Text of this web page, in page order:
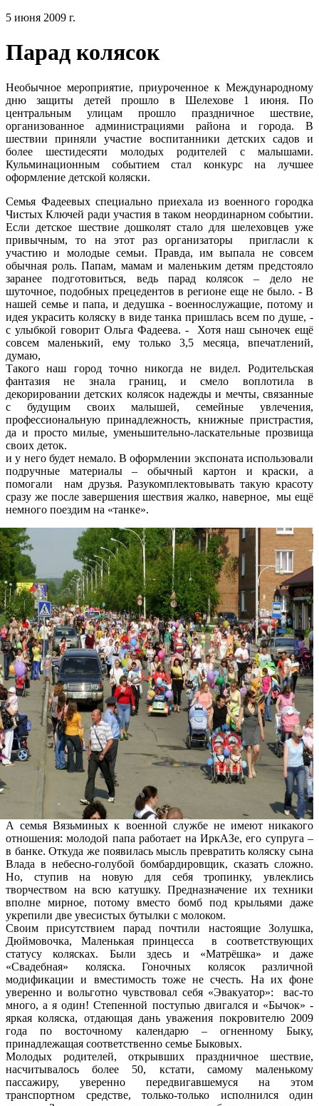
5 июня 2009 г.
Парад колясок
Необычное мероприятие, приуроченное к Международному
дню защиты детей прошло в Шелехове 1 июня. По
центральным улицам прошло праздничное шествие,
организованное администрациями района и города. В
шествии приняли участие воспитанники детских садов и
более шестидесяти молодых родителей с малышами.
Кульминационным событием стал конкурс на лучшее
оформление детской коляски.
Семья Фадеевых специально приехала из военного городка
Чистых Ключей ради участия в таком неординарном событии.
Если детское шествие дошколят стало для шелеховцев уже
привычным, то на этот раз организаторы пригласли к
участию и молодые семьи. Правда, им выпала не совсем
обычная роль. Папам, мамам и маленьким детям предстояло
заранее подготовиться, ведь парад колясок – дело не
шуточное, подобных прецедентов в регионе еще не было. - В
нашей семье и папа, и дедушка - военнослужащие, потому и
идея украсить коляску в виде танка пришлась всем по душе, -
с улыбкой говорит Ольга Фадеева. - Хотя наш сыночек ещё
совсем маленький, ему только 3,5 месяца, впечатлений,
думаю,
Такого наш город точно никогда не видел. Родительская
фантазия не знала границ, и смело воплотила в
декорировании детских колясок надежды и мечты, связанные
с будущим своих малышей, семейные увлечения,
профессиональную принадлежность, книжные пристрастия,
да и просто милые, уменьшительно-ласкательные прозвища
своих деток.
и у него будет немало. В оформлении экспоната использовали
подручные материалы – обычный картон и краски, а
помогали нам друзья. Разукомплектовывать такую красоту
сразу же после завершения шествия жалко, наверное, мы ещё
немного поездим на «танке».
А семья Вязьминых к военной службе не имеют никакого
отношения: молодой папа работает на ИркАЗе, его супруга –
в банке. Откуда же появилась мысль превратить коляску сына
Влада в небесно-голубой бомбардировщик, сказать сложно.
Но, ступив на новую для себя тропинку, увлеклись
творчеством на всю катушку. Предназначение их техники
вполне мирное, потому вместо бомб под крыльями даже
укрепили две увесистых бутылки с молоком.
Своим присутствием парад почтили настоящие Золушка,
Дюймовочка, Маленькая принцесса в соответствующих
статусу колясках. Были здесь и «Матрёшка» и даже
«Свадебная» коляска. Гоночных колясок различной
модификации и вместимость тоже не счесть. На их фоне
уверенно и вольготно чувствовал себя «Эвакуатор»: вас-то
много, а я один! Степенной поступью двигался и «Бычок» -
яркая коляска, отдающая дань уважения покровителю 2009
года по восточному календарю – огненному Быку,
принадлежащая соответственно семье Быковых.
Молодых родителей, открывших праздничное шествие,
насчитывалось более 50, кстати, самому маленькому
пассажиру, уверенно передвигавшемуся на этом
транспортном средстве, только-только исполнился один